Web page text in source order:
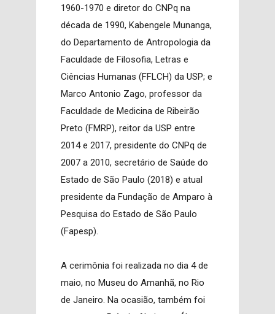
1960-1970 e diretor do CNPq na
década de 1990, Kabengele Munanga,
do Departamento de Antropologia da
Faculdade de Filosofia, Letras e
Ciências Humanas (FFLCH) da USP; e
Marco Antonio Zago, professor da
Faculdade de Medicina de Ribeirão
Preto (FMRP), reitor da USP entre
2014 e 2017, presidente do CNPq de
2007 a 2010, secretário de Saúde do
Estado de São Paulo (2018) e atual
presidente da Fundação de Amparo à
Pesquisa do Estado de São Paulo
(Fapesp).
A cerimônia foi realizada no dia 4 de
maio, no Museu do Amanhã, no Rio
de Janeiro. Na ocasião, também foi